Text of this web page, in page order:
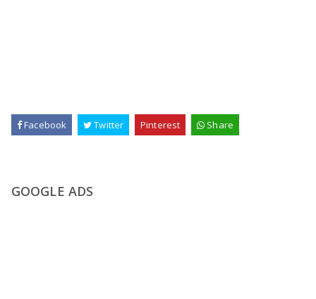
Facebook Twitter Pinterest Share
GOOGLE ADS